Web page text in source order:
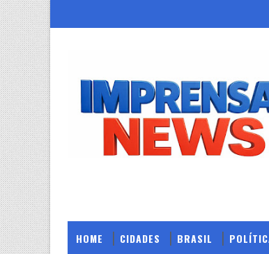
HOME CIDADES BRASIL